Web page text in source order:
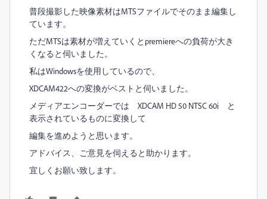
普段撮影した映像素材はMTSファイルでそのまま編集し
ています。
ただMTSは素材が増えていくとpremiereへの負荷が大き
くなると伺いました。
私はWindowsを使用しているので、
XDCAM422への変換がベストと伺いました。
メディアエンコーダーでは XDCAM HD 50 NTSC 60i と
表示されているものに変換して
編集を進めようと思います。
アドバイス、ご意見を伺えると助かります。
宜しくお願い致します。